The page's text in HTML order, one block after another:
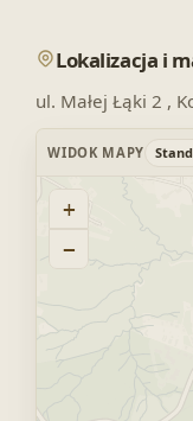
Lokalizacja i
ul. Małej Łąki 2 ,
WIDOK MAPY
+
−